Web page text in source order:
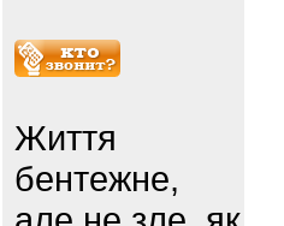
Життя
бентежне,